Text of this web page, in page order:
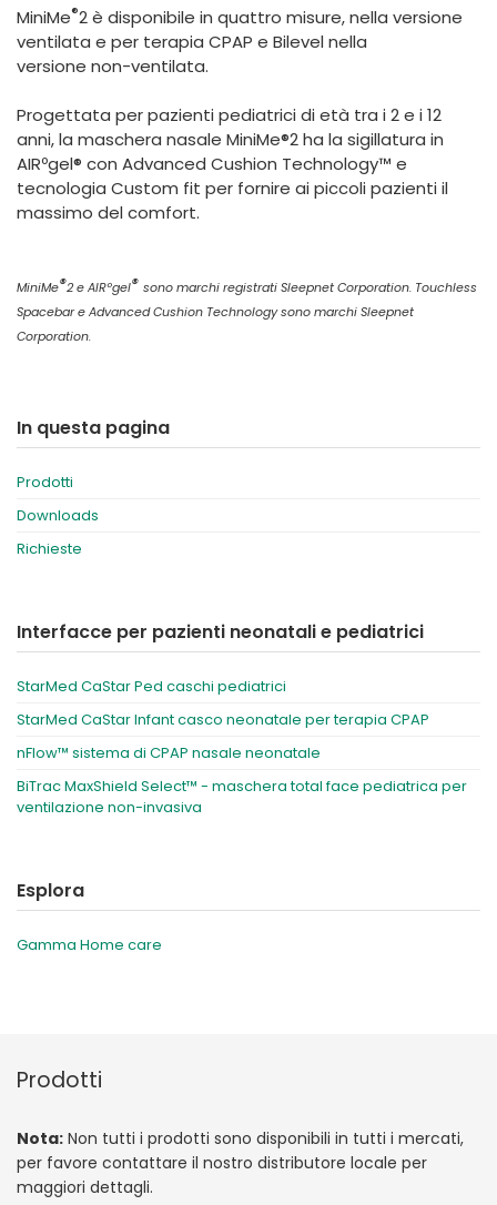
MiniMe®2 è disponibile in quattro misure, nella versione
ventilata e per terapia CPAP e Bilevel nella
versione non-ventilata.
Progettata per pazienti pediatrici di età tra i 2 e i 12
anni, la maschera nasale MiniMe®2 ha la sigillatura in
AIRºgel® con Advanced Cushion Technology™ e
tecnologia Custom fit per fornire ai piccoli pazienti il
massimo del comfort.
MiniMe®2 e AIRºgel® sono marchi registrati Sleepnet Corporation. Touchless
Spacebar e Advanced Cushion Technology sono marchi Sleepnet
Corporation.
In questa pagina
Prodotti
Downloads
Richieste
Interfacce per pazienti neonatali e pediatrici
StarMed CaStar Ped caschi pediatrici
StarMed CaStar Infant casco neonatale per terapia CPAP
nFlow™ sistema di CPAP nasale neonatale
BiTrac MaxShield Select™ - maschera total face pediatrica per
ventilazione non-invasiva
Esplora
Gamma Home care
Prodotti
Nota: Non tutti i prodotti sono disponibili in tutti i mercati,
per favore contattare il nostro distributore locale per
maggiori dettagli.